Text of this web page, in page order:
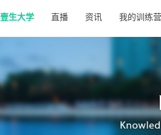
壹生大学 直播 资讯 我的训练营